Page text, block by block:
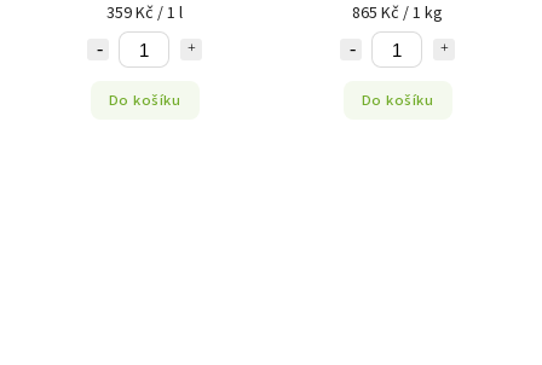
359 Kč / 1 l
Do košíku
865 Kč / 1 kg
Do košíku